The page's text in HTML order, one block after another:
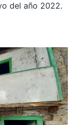
del año 2022.